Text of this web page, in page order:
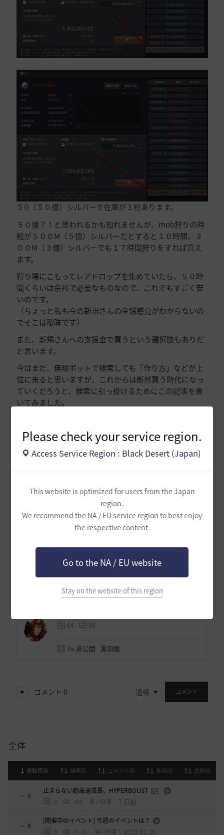
Please check your service region.
Access Service Region : Black Desert (Japan)
This website is optimized for users from the Japan
region.
We recommend the NA / EU service region to best enjoy
the respective content.
Go to the NA / EU website
Stay on the website of this region
５G（５０億）シルバーで在庫が３桁あります。
５０億？！と思われるかも知れませんが、mob狩りの時
給が５００M（５億）シルバーだとすると１０時間、３
００M（３億）シルバーでも１７時間狩りをすれば買え
ます。
狩り場にこもってレアドロップを集めていたら、５０時
間くらいは余裕で必要なものなので、これでもすごく安
いのです。
（ちょっと私も今の新規さんの金銭感覚がわからないの
でそこは曖昧です）
また、新規さんへの支援金で買うという選択肢もありだ
と思います。
今はまだ、無限ポットで検索しても「作り方」などが上
位に来ると思いますが、これからは断然買う時代になっ
ていくだろうと、検索に引っ掛けるためにこの記事を書
いてみました。
※余談
これは公式なものではありませんが、桁数の多い黒い砂
漠のシルバーをわかりやすく伝えるためにユーザーの間
で普及している単位です。
５,０００,０００（５百万）が５M、８,０００,０００,０
００（８０億）が８Gです。カンマ（,）で区切っている
わけですね。
結構大切ですので、参考までに。
4
64 88
Lv 非公開 黒羽根
コメント 0 通報 コメント
全体
登録日順 検索順 コメント順 推奨順 話題順
0
止まらない超高速成長、HYPERBOOST
0 958 黒い砂漠 7 日前
8
[開催中のイベント] 今週のイベントは？
0 53.1K 黒い砂漠 2023.02.28